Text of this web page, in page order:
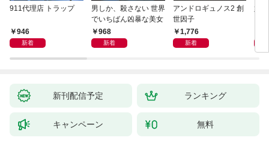
911代理店 トラップ
946
新着
男しか、殺さない 世界
でいちばん凶暴な美女
968
新着
アンドロギュノス2 創
世因子
1,776
新着
姐
新刊配信予定 ランキング
キャンペーン 無料